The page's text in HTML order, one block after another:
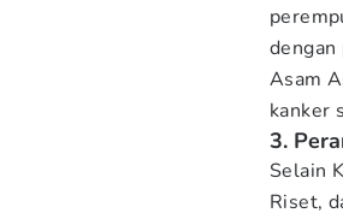
Asam
kanker
3.
Selain
Riset,